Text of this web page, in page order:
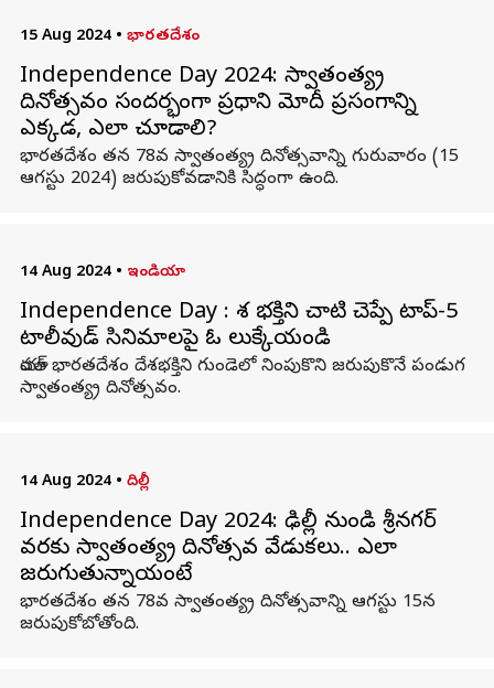
15 Aug 2024 • భారతదేశం
Independence Day 2024: స్వాతంత్య్ర
దినోత్సవం సందర్భంగా ప్రధాని మోదీ ప్రసంగాన్ని
ఎక్కడ, ఎలా చూడాలి?
భారతదేశం తన 78వ స్వాతంత్య్ర దినోత్సవాన్ని గురువారం (15
ఆగస్టు 2024) జరుపుకోవడానికి సిద్ధంగా ఉంది.
14 Aug 2024 • ఇండియా
Independence Day : దేశ భక్తిని చాటి చెప్పే టాప్-5
టాలీవుడ్ సినిమాలపై ఓ లుక్కేయండి
యావత్ భారతదేశం దేశభక్తిని గుండెలో నింపుకొని జరుపుకొనే పండుగ
స్వాతంత్య్ర దినోత్సవం.
14 Aug 2024 • దిల్లీ
Independence Day 2024: ఢిల్లీ నుండి శ్రీనగర్
వరకు స్వాతంత్య్ర దినోత్సవ వేడుకలు.. ఎలా
జరుగుతున్నాయంటే
భారతదేశం తన 78వ స్వాతంత్య్ర దినోత్సవాన్ని ఆగస్టు 15న
జరుపుకోబోతోంది.